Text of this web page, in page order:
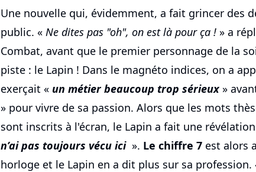
Une nouvelle qui, évidemment, a fait grincer des
public. « Ne dites pas "oh", on est là pour ça ! » a
Combat, avant que le premier personnage de la
piste : le Lapin ! Dans le magnéto indices, on a
exerçait « un métier beaucoup trop sérieux »
» pour vivre de sa passion. Alors que les mots
sont inscrits à l'écran, le Lapin a fait une
n’ai pas toujours vécu ici ». Le chiffre 7 est alors
horloge et le Lapin en a dit plus sur sa profession.